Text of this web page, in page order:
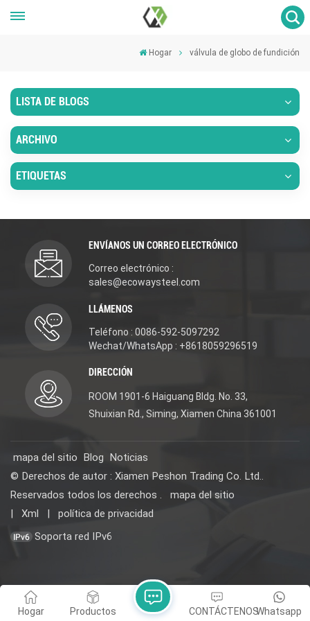
Hogar válvula de globo de fundición
LISTA DE BLOGS
ARCHIVO
ETIQUETAS
ENVÍANOS UN CORREO ELECTRÓNICO
Correo electrónico :
sales@ecowaysteel.com
LLÁMENOS
Teléfono : 0086-592-5097292
Wechat/WhatsApp : +8618059296519
DIRECCIÓN
ROOM 1901-6 Haiguang Bldg. No. 33,
Shuixian Rd., Siming, Xiamen China 361001
mapa del sitio Blog Noticias
© Derechos de autor : Xiamen Peshon Trading Co. Ltd..
Reservados todos los derechos .
mapa del sitio
|
Xml |
política de privacidad
Soporta red IPv6
Hogar Productos Whatsapp
CONTÁCTENOS